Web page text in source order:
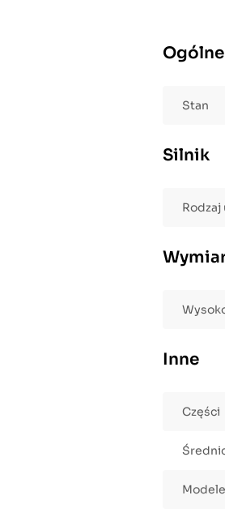
Ogólne
Stan
Silnik
Rodzaj
Inne
Części